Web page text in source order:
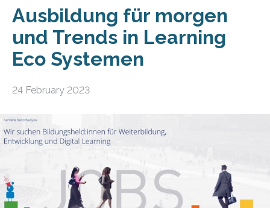
Ausbildung für morgen
und Trends in Learning
Eco Systemen
24 February 2023